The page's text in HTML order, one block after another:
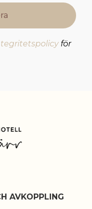
för
AVKOPPLING